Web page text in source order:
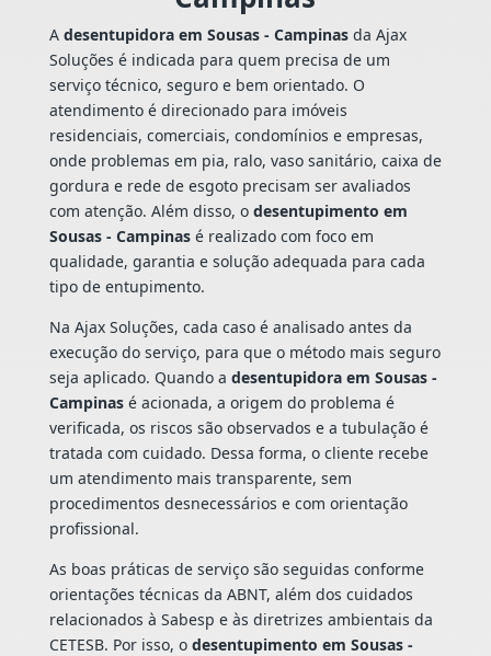
A desentupidora em Sousas - Campinasda Ajax
Soluções é indicada para quem precisa de um
serviço técnico, seguro e bem orientado. O
atendimento é direcionado para imóveis
residenciais, comerciais, condomínios e empresas,
onde problemas em pia, ralo, vaso sanitário, caixa de
gordura e rede de esgoto precisam ser avaliados
com atenção. Além disso, o desentupimento em
Sousas - Campinasé realizado com foco em
qualidade, garantia e solução adequada para cada
tipo de entupimento.
Na Ajax Soluções, cada caso é analisado antes da
execução do serviço, para que o método mais seguro
seja aplicado. Quando a desentupidora em Sousas -
Campinasé acionada, a origem do problema é
verificada, os riscos são observados e a tubulação é
tratada com cuidado. Dessa forma, o cliente recebe
um atendimento mais transparente, sem
procedimentos desnecessários e com orientação
profissional.
As boas práticas de serviço são seguidas conforme
orientações técnicas da ABNT, além dos cuidados
relacionados à Sabesp e às diretrizes ambientais da
CETESB. Por isso, o desentupimento em Sousas -